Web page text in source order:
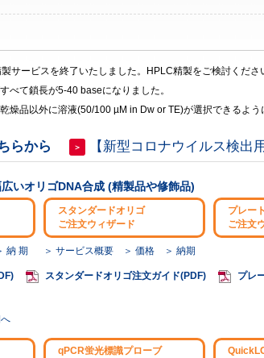
サービスを終了いたしました。HPLC精製をご検討くださ
べて鎖長が5-40 baseになりました。
燥品以外に溶液(50/100 µM in Dw or TE)が選択できるよう
らから ＞ 【新型コロナウイルス検出
いオリゴDNA合成 (精製品や修飾品)
スタンダードオリゴ
ご注文ウィザード
プレー
ご注文
納 期 ＞ サービス概要 ＞ 価格 ＞ 納期
スタンダードオリゴ注文ガイド(PDF) プレ
qPCR蛍光標識プローブ